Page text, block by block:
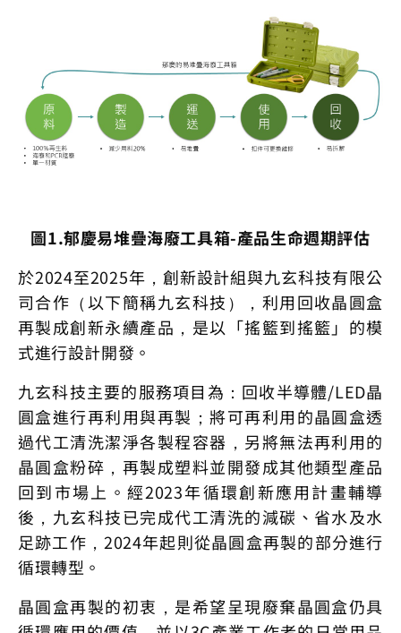
圖1.郁慶易堆疊海廢工具箱-產品生命週期評估
於2024至2025年，創新設計組與九玄科技有限公
司合作（以下簡稱九玄科技），利用回收晶圓盒
再製成創新永續產品，是以「搖籃到搖籃」的模
式進行設計開發。
九玄科技主要的服務項目為：回收半導體/LED晶
圓盒進行再利用與再製；將可再利用的晶圓盒透
過代工清洗潔淨各製程容器，另將無法再利用的
晶圓盒粉碎，再製成塑料並開發成其他類型產品
回到市場上。經2023年循環創新應用計畫輔導
後，九玄科技已完成代工清洗的減碳、省水及水
足跡工作，2024年起則從晶圓盒再製的部分進行
循環轉型。
晶圓盒再製的初衷，是希望呈現廢棄晶圓盒仍具